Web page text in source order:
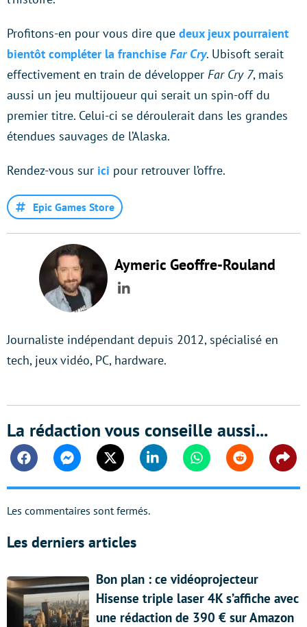
Profitons-en pour vous dire que deux jeux pourraient
bientôt compléter la franchise Far Cry. Ubisoft serait
effectivement en train de développer Far Cry 7, mais
aussi un jeu multijoueur qui serait un spin-off du
premier titre. Celui-ci se déroulerait dans les grandes
étendues sauvages de l’Alaska.
Rendez-vous sur ici pour retrouver l’offre.
Epic Games Store
Aymeric Geoffre-Rouland
LinkedIn
Journaliste indépendant depuis 2012, spécialisé en
tech, jeux vidéo, PC, hardware.
La rédaction vous conseille aussi...
FacebookMessengerTwitter Linkedin WhatsappReddit
Les commentaires sont fermés.
Les derniers articles
Bon plan : ce vidéoprojecteur
Hisense triple laser 4K s’affiche avec
une rédaction de 390 € sur Amazon